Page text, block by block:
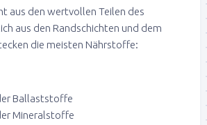
aus den wertvollen Teilen des
aus den Randschichten und dem
die meisten Nährstoffe:
Ballaststoffe
Mineralstoffe